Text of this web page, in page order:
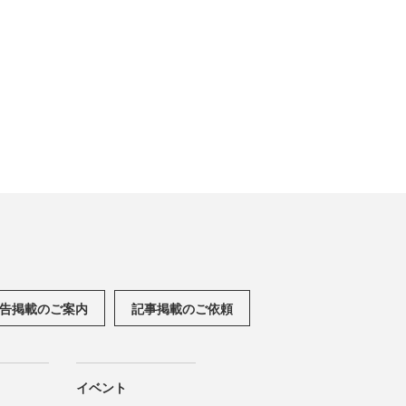
掲載のご案内 記事掲載のご依頼
イベント